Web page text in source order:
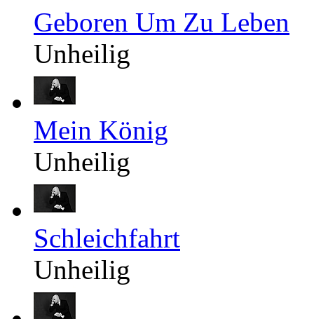
Geboren Um Zu Leben
Unheilig
Mein König
Unheilig
Schleichfahrt
Unheilig